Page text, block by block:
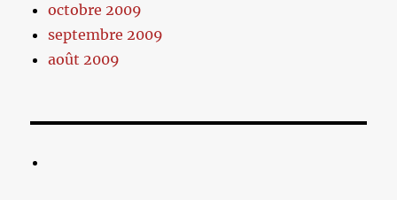
octobre 2009
septembre 2009
août 2009